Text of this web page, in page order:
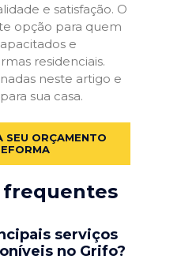
e satisfação. O
opção para quem
e
residenciais.
neste artigo e
sua casa.
SEU ORÇAMENTO
serviços
no Grifo?